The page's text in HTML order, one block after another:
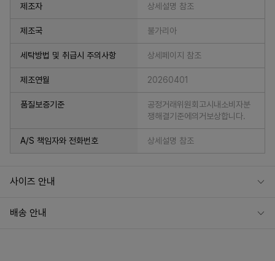
제조자 상세설명 참조
제조국 불가리아
세탁방법 및 취급시 주의사항 상세페이지 참조
제조연월 20260401
품질보증기준
공정거래위원회고시내소비자분
쟁해결기준에의거보상합니다.
A/S 책임자와 전화번호 상세설명 참조
사이즈 안내
배송 안내